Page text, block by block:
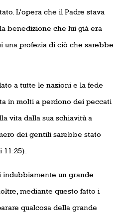
L’opera che il Padre stava
benedizione che lui già era
una profezia di ciò che sarebbe
a tutte le nazioni e la fede
in molti a perdono dei peccati
vita dalla sua schiavitù a
dei gentili sarebbe stato
indubbiamente un grande
mediante questo fatto i
qualcosa della grande